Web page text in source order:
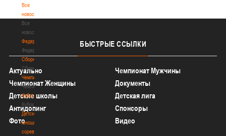
Все
новости
Все
новости
Федерация
Федерация
Сборные
Сборные
Чемпионат
Чемпионат
Кубок
Кубок
Детско-
юношеские
соревнования
БЫСТРЫЕ ССЫЛКИ
Актуально
Чемпионат Мужчины
Чемпионат Женщины
Документы
Детские школы
Детская лига
Антидопинг
Спонсоры
Фото
Видео